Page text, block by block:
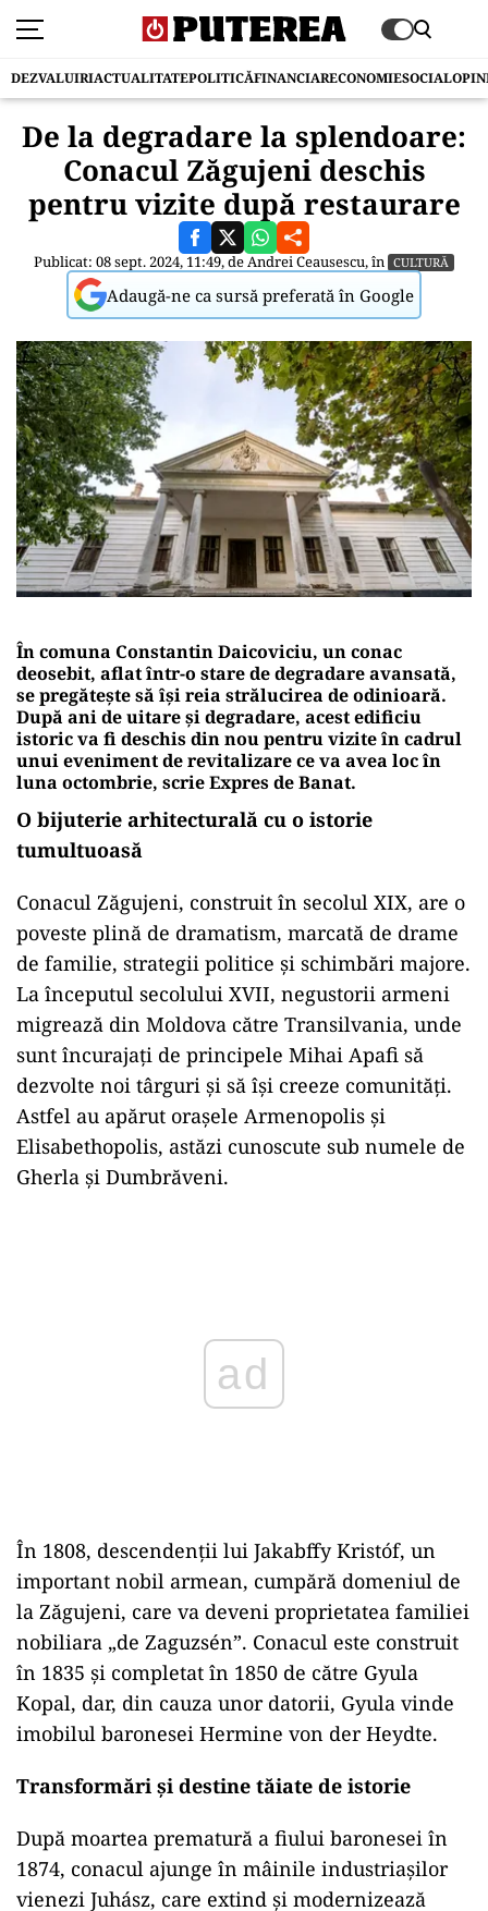
DEZVALUIRIACTUALITATEPOLITICĂFINANCIARECONOMIESOCIAL
De la degradare la splendoare:
Conacul Zăgujeni deschis
pentru vizite după restaurare
Publicat: 08 sept. 2024, 11:49, deAndrei Ceausescu, în CULTURĂ
Adaugă-ne ca sursă preferată în Google
În comuna Constantin Daicoviciu, un conac
deosebit, aflat într-o stare de degradare avansată,
se pregătește să își reia strălucirea de odinioară.
După ani de uitare și degradare, acest edificiu
istoric va fi deschis din nou pentru vizite în cadrul
unui eveniment de revitalizare ce va avea loc în
luna octombrie, scrie Expres de Banat.
O bijuterie arhitecturală cu o istorie
tumultuoasă
Conacul Zăgujeni, construit în secolul XIX, are o
poveste plină de dramatism, marcată de drame
de familie, strategii politice și schimbări majore.
La începutul secolului XVII, negustorii armeni
migrează din Moldova către Transilvania, unde
sunt încurajați de principele Mihai Apafi să
dezvolte noi târguri și să își creeze comunități.
Astfel au apărut orașele Armenopolis și
Elisabethopolis, astăzi cunoscute sub numele de
Gherla și Dumbrăveni.
ad
În 1808, descendenții lui Jakabffy Kristóf, un
important nobil armean, cumpără domeniul de
la Zăgujeni, care va deveni proprietatea familiei
nobiliara „de Zaguzsén”. Conacul este construit
în 1835 și completat în 1850 de către Gyula
Kopal, dar, din cauza unor datorii, Gyula vinde
imobilul baronesei Hermine von der Heydte.
Transformări și destine tăiate de istorie
După moartea prematură a fiului baronesei în
1874, conacul ajunge în mâinile industriașilor
vienezi Juhász, care extind și modernizează